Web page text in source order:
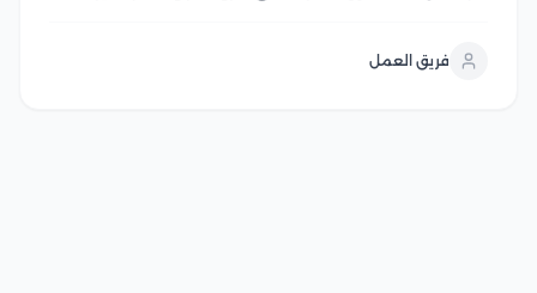
متقدمة تجمع بين الجانب الأكاديمي والتطبيقي، مع...
فريق العمل